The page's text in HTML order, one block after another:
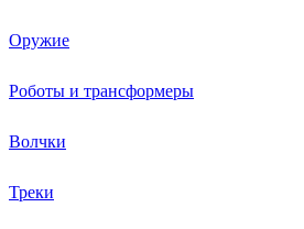
Оружие
Роботы и трансформеры
Волчки
Треки